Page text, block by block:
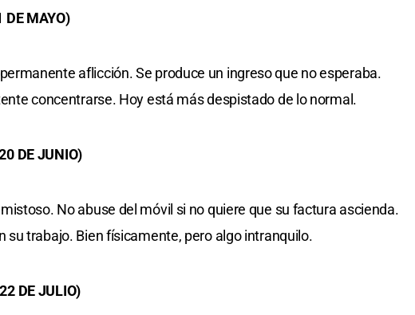
DE MAYO)
aflicción. Se produce un ingreso que no esperaba.
concentrarse. Hoy está más despistado de lo normal.
DE JUNIO)
No abuse del móvil si no quiere que su factura ascienda.
su trabajo. Bien físicamente, pero algo intranquilo.
DE JULIO)